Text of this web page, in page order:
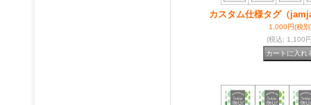
カスタム仕様タグ（
1,000円(税別
(税込: 1,100